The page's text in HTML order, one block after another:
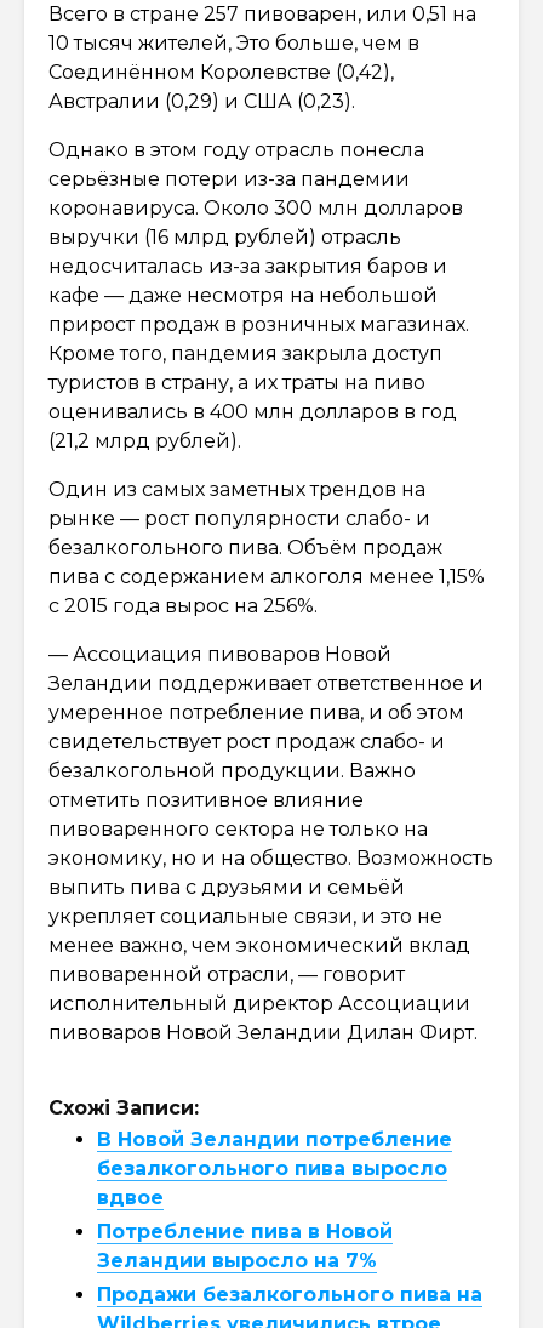
Всего в стране 257 пивоварен, или 0,51 на
10 тысяч жителей, Это больше, чем в
Соединённом Королевстве (0,42),
Австралии (0,29) и США (0,23).
Однако в этом году отрасль понесла
серьёзные потери из-за пандемии
коронавируса. Около 300 млн долларов
выручки (16 млрд рублей) отрасль
недосчиталась из-за закрытия баров и
кафе — даже несмотря на небольшой
прирост продаж в розничных магазинах.
Кроме того, пандемия закрыла доступ
туристов в страну, а их траты на пиво
оценивались в 400 млн долларов в год
(21,2 млрд рублей).
Один из самых заметных трендов на
рынке — рост популярности слабо- и
безалкогольного пива. Объём продаж
пива с содержанием алкоголя менее 1,15%
с 2015 года вырос на 256%.
— Ассоциация пивоваров Новой
Зеландии поддерживает ответственное и
умеренное потребление пива, и об этом
свидетельствует рост продаж слабо- и
безалкогольной продукции. Важно
отметить позитивное влияние
пивоваренного сектора не только на
экономику, но и на общество. Возможность
выпить пива с друзьями и семьёй
укрепляет социальные связи, и это не
менее важно, чем экономический вклад
пивоваренной отрасли, — говорит
исполнительный директор Ассоциации
пивоваров Новой Зеландии Дилан Фирт.
Схожі Записи:
В Новой Зеландии потребление
безалкогольного пива выросло
вдвое
Потребление пива в Новой
Зеландии выросло на 7%
Продажи безалкогольного пива на